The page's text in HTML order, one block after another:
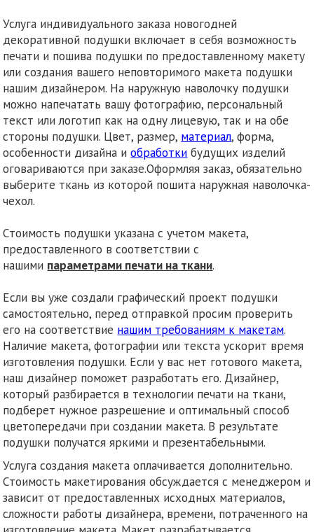
Услуга индивидуального заказа новогодней
декоративной подушки включает в себя возможность
печати и пошива подушки по предоставленному макету
или создания вашего неповторимого макета подушки
нашим дизайнером. На наружную наволочку подушки
можно напечатать вашу фотографию, персональный
текст или логотип как на одну лицевую, так и на обе
стороны подушки. Цвет, размер, материал, форма,
особенности дизайна иобработки будущих изделий
оговариваются при заказе.Оформляя заказ, обязательно
выберите ткань из которой пошита наружная наволочка-
чехол.
Стоимость подушки указана с учетом макета,
предоставленного в соответствии с
нашими параметрами печати на ткани.
Если вы уже создали графический проект подушки
самостоятельно, перед отправкой просим проверить
его на соответствие нашим требованиям к макетам.
Наличие макета, фотографии или текста ускорит время
изготовления подушки. Если у вас нет готового макета,
наш дизайнер поможет разработать его. Дизайнер,
который разбирается в технологии печати на ткани,
подберет нужное разрешение и оптимальный способ
цветопередачи при создании макета. В результате
подушки получатся яркими и презентабельными.
Услуга создания макета оплачивается дополнительно.
Стоимость макетирования обсуждается с менеджером и
зависит от предоставленных исходных материалов,
сложности работы дизайнера, времени, потраченного на